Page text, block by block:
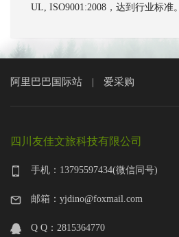
UL, ISO9001:2008，达到行业标准。
阿里巴巴国际站 爱采购
四川友佳文旅科技有限公司
手机：13795597434(微信同号)
邮箱：yjdino@foxmail.com
Q Q：2815364770